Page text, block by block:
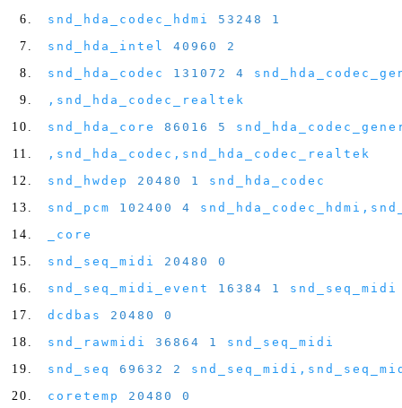
snd_hda_codec_hdmi 53248
1
snd_hda_intel 40960
2
snd_hda_codec 131072 4
, snd_hda_codec_realtek
snd_hda_core 86016 5
, snd_hda_codec , snd_hda_codec_realtek
snd_hwdep 20480 1
snd_hda_codec
snd_pcm 102400 4 snd_hda_codec_hdmi ,
_core
snd_seq_midi 20480
0
snd_seq_midi_event 16384 1
snd_seq_midi
dcdbas 20480
0
snd_rawmidi 36864 1
snd_seq_midi
snd_seq 69632 2 snd_seq_midi ,
coretemp 20480
0